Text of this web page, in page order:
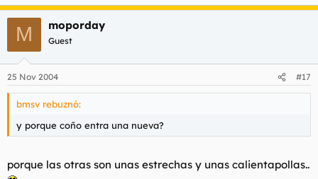
M moporday
Guest
25 Nov 2004 #17
bmsv rebuznó:
y porque coño entra una nueva?
porque las otras son unas estrechas y unas calientapollas..